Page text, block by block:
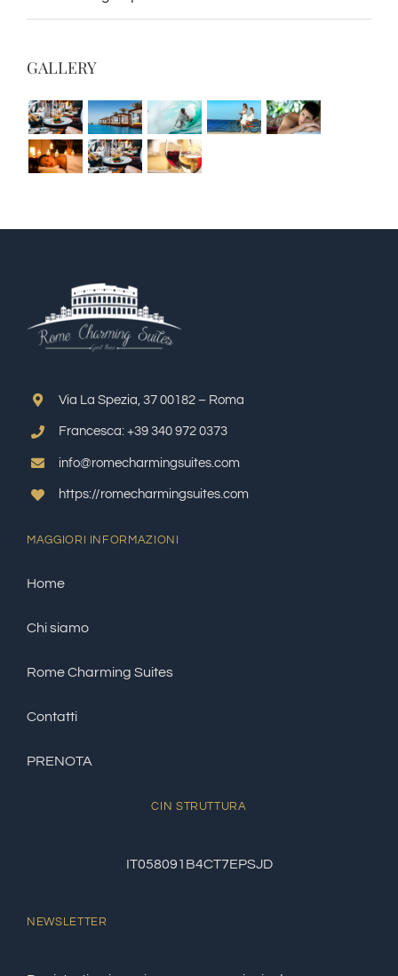
GALLERY
Via La Spezia, 37 00182 – Roma
Francesca: +39 340 972 0373
info@romecharmingsuites.com
https://romecharmingsuites.com
MAGGIORI INFORMAZIONI
Home
Chi siamo
Rome Charming Suites
Contatti
PRENOTA
CIN STRUTTURA
IT058091B4CT7EPSJD
NEWSLETTER